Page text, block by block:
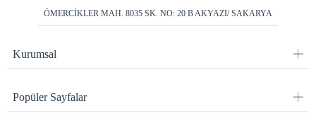
ÖMERCİKLER MAH. 8035 SK. NO: 20 B AKYAZI/ SAKARYA
Kurumsal
Popüler Sayfalar